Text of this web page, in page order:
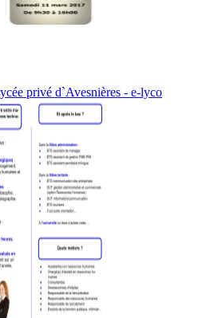
privé d`Avesnières - e-lyco